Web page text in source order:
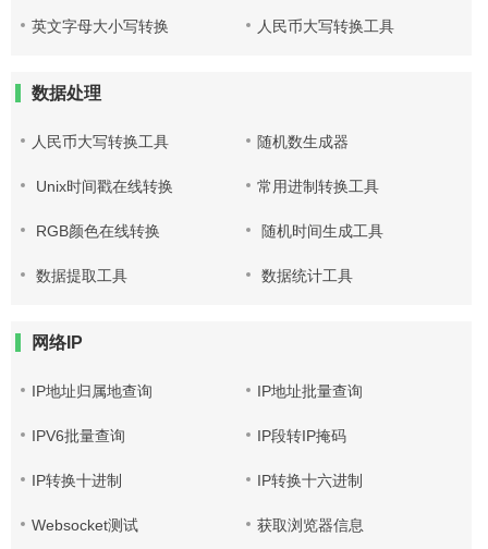
英文字母大小写转换 人民币大写转换工具
数据处理
人民币大写转换工具 随机数生成器
Unix时间戳在线转换 常用进制转换工具
RGB颜色在线转换 随机时间生成工具
数据提取工具 数据统计工具
网络IP
IP地址归属地查询 IP地址批量查询
IPV6批量查询 IP段转IP掩码
IP转换十进制 IP转换十六进制
Websocket测试 获取浏览器信息